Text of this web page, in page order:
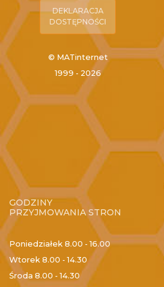
DEKLARACJA
DOSTĘPNOŚCI
© MATinternet
1999 - 2026
GODZINY
PRZYJMOWANIA STRON
Poniedziałek 8.00 - 16.00
Wtorek 8.00 - 14.30
Środa 8.00 - 14.30